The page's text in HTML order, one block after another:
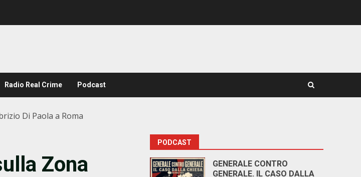
Radio Real Crime Podcast
Di Paola a Roma
Zona
PODCAST
GENERALE CONTRO
GENERALE. IL CASO DALLA